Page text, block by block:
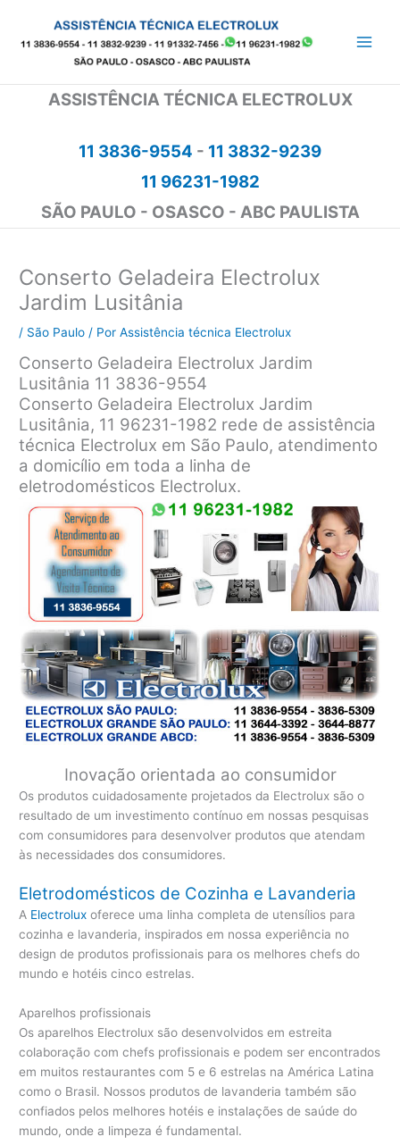
ASSISTÊNCIA TÉCNICA ELECTROLUX
11 3836-9554 - 11 3832-9239
11 96231-1982
SÃO PAULO - OSASCO - ABC PAULISTA
Conserto Geladeira Electrolux
Jardim Lusitânia
/ São Paulo / PorAssistência técnica Electrolux
Conserto Geladeira Electrolux Jardim
Lusitânia 11 3836-9554
Conserto Geladeira Electrolux Jardim
Lusitânia, 11 96231-1982 rede de assistência
técnica Electrolux em São Paulo, atendimento
a domicílio em toda a linha de
eletrodomésticos Electrolux.
Inovação orientada ao consumidor
Os produtos cuidadosamente projetados da Electrolux são o
resultado de um investimento contínuo em nossas pesquisas
com consumidores para desenvolver produtos que atendam
às necessidades dos consumidores.
Eletrodomésticos de Cozinha e Lavanderia
A Electrolux oferece uma linha completa de utensílios para
cozinha e lavanderia, inspirados em nossa experiência no
design de produtos profissionais para os melhores chefs do
mundo e hotéis cinco estrelas.
Aparelhos profissionais
Os aparelhos Electrolux são desenvolvidos em estreita
colaboração com chefs profissionais e podem ser encontrados
em muitos restaurantes com 5 e 6 estrelas na América Latina
como o Brasil. Nossos produtos de lavanderia também são
confiados pelos melhores hotéis e instalações de saúde do
mundo, onde a limpeza é fundamental.